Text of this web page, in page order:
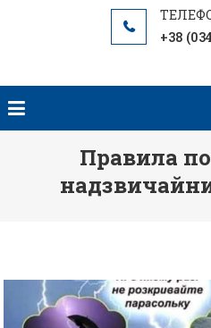
+38
Правила